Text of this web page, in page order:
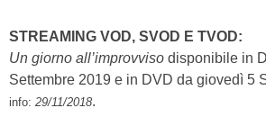
STREAMING VOD, SVOD E TVOD:
Un giorno all’improvviso disponibile in
Settembre 2019 e in DVD da giovedì 5
info: 29/11/2018.